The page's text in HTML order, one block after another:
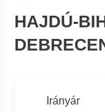
HAJDÚ-
Irányár